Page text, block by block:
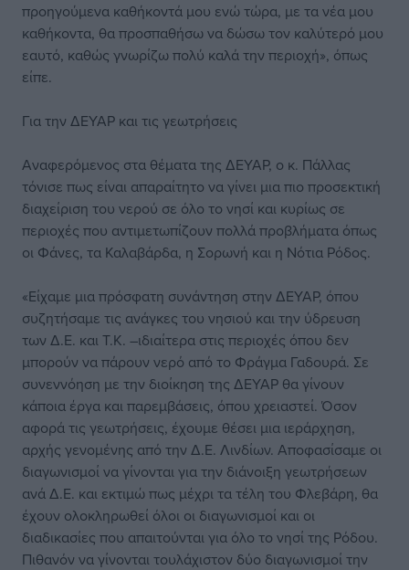
προηγούμενα καθήκοντά μου ενώ τώρα, με τα νέα μου
καθήκοντα, θα προσπαθήσω να δώσω τον καλύτερό μου
εαυτό, καθώς γνωρίζω πολύ καλά την περιοχή», όπως
είπε.
Για την ΔΕΥΑΡ και τις γεωτρήσεις
Αναφερόμενος στα θέματα της ΔΕΥΑΡ, ο κ. Πάλλας
τόνισε πως είναι απαραίτητο να γίνει μια πιο προσεκτική
διαχείριση του νερού σε όλο το νησί και κυρίως σε
περιοχές που αντιμετωπίζουν πολλά προβλήματα όπως
οι Φάνες, τα Καλαβάρδα, η Σορωνή και η Νότια Ρόδος.
«Είχαμε μια πρόσφατη συνάντηση στην ΔΕΥΑΡ, όπου
συζητήσαμε τις ανάγκες του νησιού και την ύδρευση
των Δ.Ε. και Τ.Κ. –ιδιαίτερα στις περιοχές όπου δεν
μπορούν να πάρουν νερό από το Φράγμα Γαδουρά. Σε
συνεννόηση με την διοίκηση της ΔΕΥΑΡ θα γίνουν
κάποια έργα και παρεμβάσεις, όπου χρειαστεί. Όσον
αφορά τις γεωτρήσεις, έχουμε θέσει μια ιεράρχηση,
αρχής γενομένης από την Δ.Ε. Λινδίων. Αποφασίσαμε οι
διαγωνισμοί να γίνονται για την διάνοιξη γεωτρήσεων
ανά Δ.Ε. και εκτιμώ πως μέχρι τα τέλη του Φλεβάρη, θα
έχουν ολοκληρωθεί όλοι οι διαγωνισμοί και οι
διαδικασίες που απαιτούνται για όλο το νησί της Ρόδου.
Πιθανόν να γίνονται τουλάχιστον δύο διαγωνισμοί την